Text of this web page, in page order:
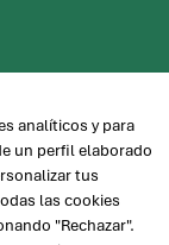
analíticos y para
un perfil elaborado
tus
las cookies
"Rechazar".